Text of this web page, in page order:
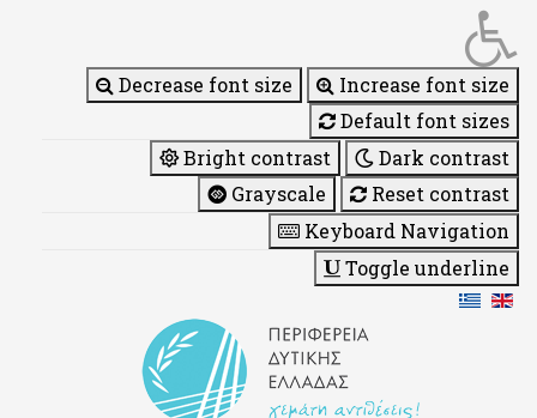
Decrease font size
Increase font size
Default font sizes
Bright contrast
Dark contrast
Grayscale
Reset contrast
Keyboard Navigation
Toggle underline